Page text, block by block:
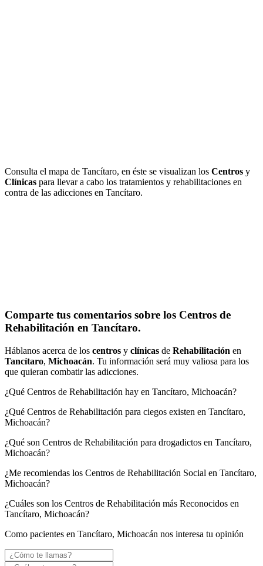
Consulta el mapa de Tancítaro, en éste se visualizan los Centros y
Clínicas para llevar a cabo los tratamientos y rehabilitaciones en
contra de las adicciones en Tancítaro.
Comparte tus comentarios sobre los Centros de
Rehabilitación en Tancítaro.
Háblanos acerca de los centros y clínicas de Rehabilitación en
Tancítaro, Michoacán. Tu información será muy valiosa para los
que quieran combatir las adicciones.
¿Qué Centros de Rehabilitación hay en Tancítaro, Michoacán?
¿Qué Centros de Rehabilitación para ciegos existen en Tancítaro,
Michoacán?
¿Qué son Centros de Rehabilitación para drogadictos en Tancítaro,
Michoacán?
¿Me recomiendas los Centros de Rehabilitación Social en Tancítaro,
Michoacán?
¿Cuáles son los Centros de Rehabilitación más Reconocidos en
Tancítaro, Michoacán?
Como pacientes en Tancítaro, Michoacán nos interesa tu opinión